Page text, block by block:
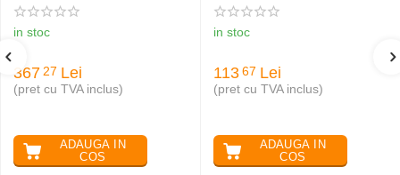
DRCLP310
in stoc
367 27 Lei
(pret cu TVA inclus)
ADAUGA IN
COS
in stoc
113 67 Lei
(pret cu TVA inclus)
ADAUGA IN
COS